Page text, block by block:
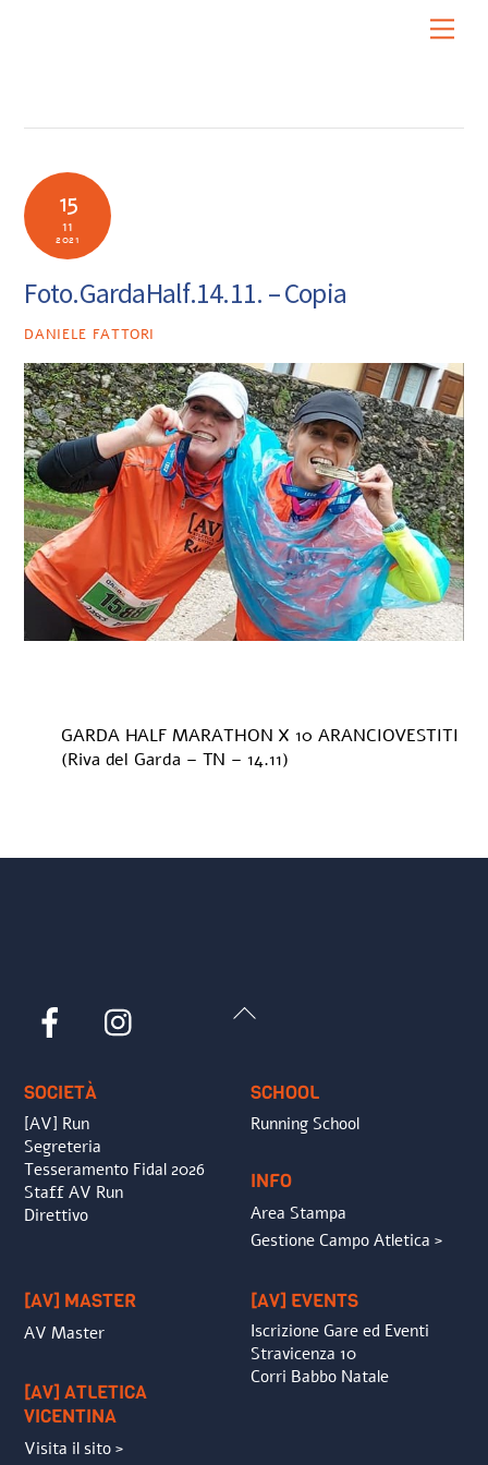
15
11
2021
Foto.GardaHalf.14.11. – Copia
DANIELE FATTORI
GARDA HALF MARATHON X 10 ARANCIOVESTITI
(Riva del Garda – TN – 14.11)
Back
Facebook
SOCIETÀ
[AV] Run
Segreteria
Tesseramento Fidal 2026
Staff AV Run
Direttivo
SCHOOL
Running School
INFO
Area Stampa
Gestione Campo Atletica >
[AV] MASTER
AV Master
[AV] ATLETICA
VICENTINA
Visita il sito >
[AV] EVENTS
Iscrizione Gare ed Eventi
Stravicenza 10
Corri Babbo Natale